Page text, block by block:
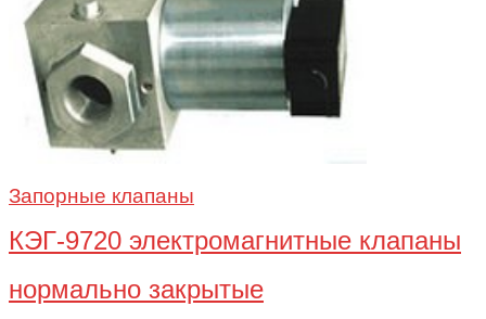
Запорные клапаны
КЭГ-9720 электромагнитные клапаны
нормально закрытые